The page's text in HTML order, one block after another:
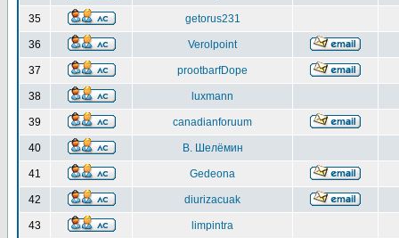
35 getorus231
36 Verolpoint
37 prootbarfDope
38 luxmann
39 canadianforuum
40 В. Шелёмин
41 Gedeona
42 diurizacuak
43 limpintra